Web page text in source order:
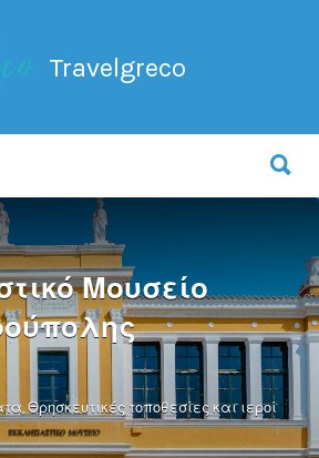
Travelgreco
Μουσείο
Θρησκευτικές τοποθεσίες και ιεροί